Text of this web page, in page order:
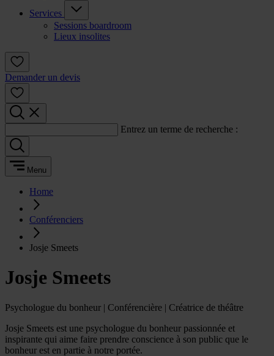
Services
Sessions boardroom
Lieux insolites
Demander un devis
Entrez un terme de recherche :
Menu
Home
Conférenciers
Josje Smeets
Josje Smeets
Psychologue du bonheur | Conférencière | Créatrice de théâtre
Josje Smeets est une psychologue du bonheur passionnée et
inspirante qui aime faire prendre conscience à son public que le
bonheur est en partie à notre portée.